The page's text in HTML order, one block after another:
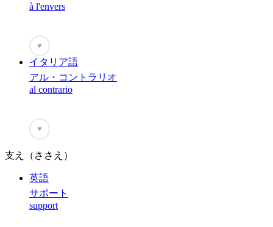
à l'envers
♥
イタリア語
アル・コントラリオ
al contrario
♥
支え（ささえ）
英語
サポート
support